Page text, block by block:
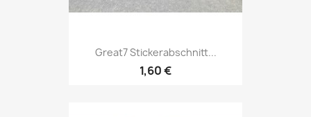
Great7 Stickerabschnitt...
1,60 €